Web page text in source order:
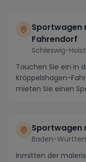
Sportwagen
Fahrendorf
Schleswig-
Tauchen Sie ein in
Kröppelshagen-
mieten Sie einen
Sportwagen
Baden-
Inmitten der